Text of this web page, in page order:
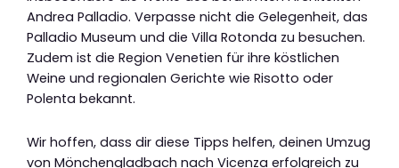
Andrea Palladio. Verpasse nicht die Gelegenheit, das
Palladio Museum und die Villa Rotonda zu besuchen.
Zudem ist die Region Venetien für ihre köstlichen
Weine und regionalen Gerichte wie Risotto oder
Polenta bekannt.
Wir hoffen, dass dir diese Tipps helfen, deinen Umzug
von Mönchengladbach nach Vicenza erfolgreich zu